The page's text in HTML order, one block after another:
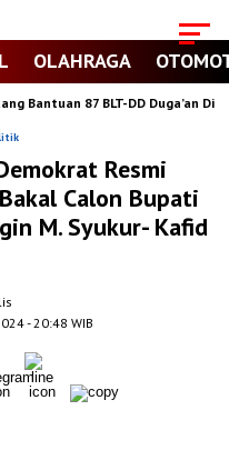
OLAHRAGA
Bantuan 87 BLT-DD Duga’an Di
Resmi
Calon Bupati
M. Syukur- Kafid
- 20:48 WIB